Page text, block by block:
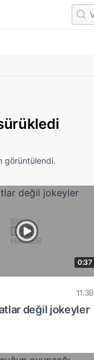
görüntülendi.
0:37
11.3B
değil jokeyler